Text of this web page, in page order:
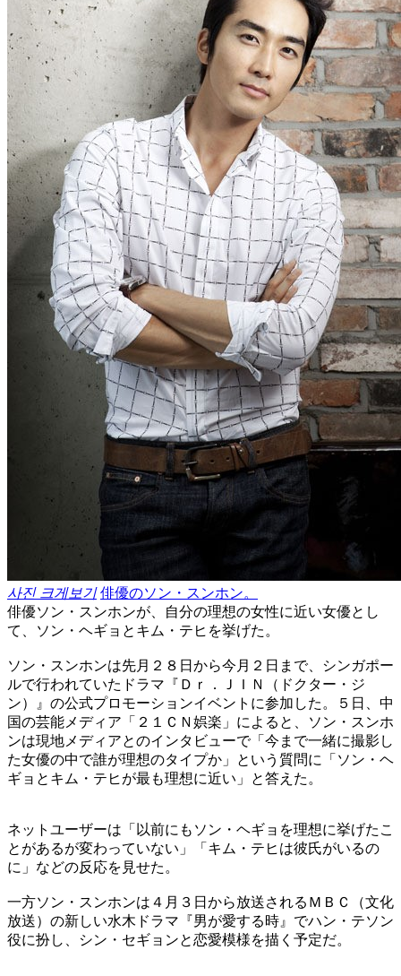
사진 크게보기 俳優のソン・スンホン。
俳優ソン・スンホンが、自分の理想の女性に近い女優とし
て、ソン・ヘギョとキム・テヒを挙げた。
ソン・スンホンは先月２８日から今月２日まで、シンガポー
ルで行われていたドラマ『Ｄｒ．ＪＩＮ（ドクター・ジ
ン）』の公式プロモーションイベントに参加した。５日、中
国の芸能メディア「２１ＣＮ娯楽」によると、ソン・スンホ
ンは現地メディアとのインタビューで「今まで一緒に撮影し
た女優の中で誰が理想のタイプか」という質問に「ソン・ヘ
ギョとキム・テヒが最も理想に近い」と答えた。
ネットユーザーは「以前にもソン・ヘギョを理想に挙げたこ
とがあるが変わっていない」「キム・テヒは彼氏がいるの
に」などの反応を見せた。
一方ソン・スンホンは４月３日から放送されるＭＢＣ（文化
放送）の新しい水木ドラマ『男が愛する時』でハン・テソン
役に扮し、シン・セギョンと恋愛模様を描く予定だ。